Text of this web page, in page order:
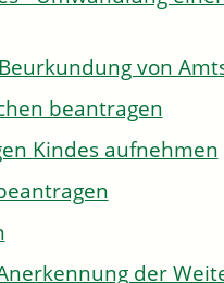
von
beantragen
Kindes aufnehmen
der